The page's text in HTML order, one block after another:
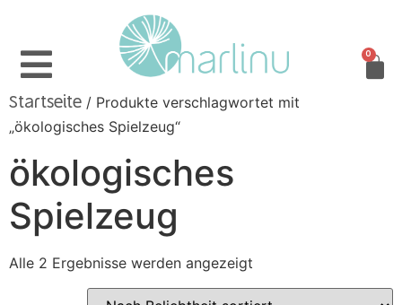
0
Startseite / Produkte verschlagwortet mit
„ökologisches Spielzeug“
ökologisches
Spielzeug
Alle 2 Ergebnisse werden angezeigt